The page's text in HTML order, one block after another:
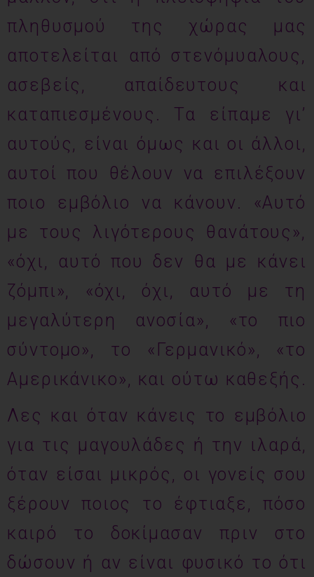
πληθυσμού της χώρας μας
αποτελείται από στενόμυαλους,
ασεβείς, απαίδευτους και
καταπιεσμένους. Τα είπαμε γι’
αυτούς, είναι όμως και οι άλλοι,
αυτοί που θέλουν να επιλέξουν
ποιο εμβόλιο να κάνουν. «Αυτό
με τους λιγότερους θανάτους»,
«όχι, αυτό που δεν θα με κάνει
ζόμπι», «όχι, όχι, αυτό με τη
μεγαλύτερη ανοσία», «το πιο
σύντομο», το «Γερμανικό», «το
Αμερικάνικο», και ούτω καθεξής.
Λες και όταν κάνεις το εμβόλιο
για τις μαγουλάδες ή την ιλαρά,
όταν είσαι μικρός, οι γονείς σου
ξέρουν ποιος το έφτιαξε, πόσο
καιρό το δοκίμασαν πριν στο
δώσουν ή αν είναι φυσικό το ότι